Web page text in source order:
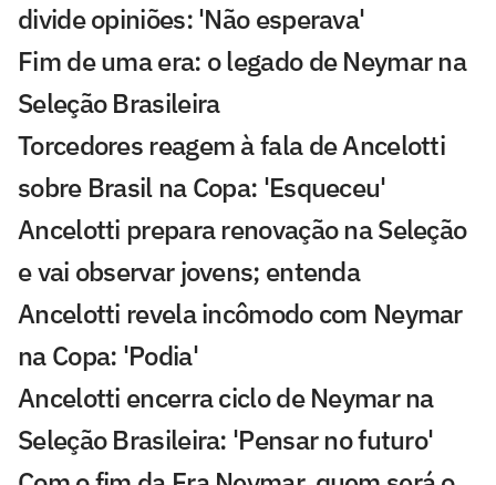
divide opiniões: 'Não esperava'
Fim de uma era: o legado de Neymar na
Seleção Brasileira
Torcedores reagem à fala de Ancelotti
sobre Brasil na Copa: 'Esqueceu'
Ancelotti prepara renovação na Seleção
e vai observar jovens; entenda
Ancelotti revela incômodo com Neymar
na Copa: 'Podia'
Ancelotti encerra ciclo de Neymar na
Seleção Brasileira: 'Pensar no futuro'